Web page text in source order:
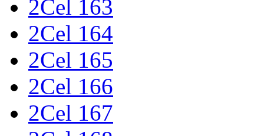
2Cel 163
2Cel 164
2Cel 165
2Cel 166
2Cel 167